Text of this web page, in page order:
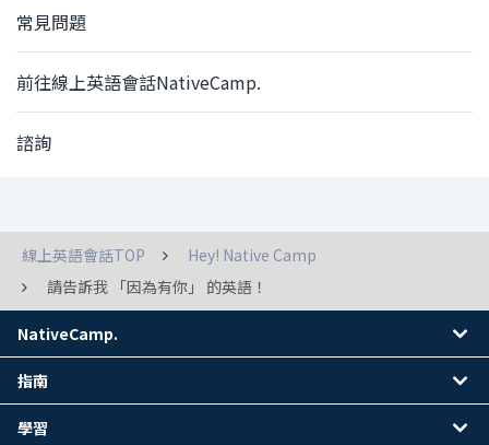
常見問題
前往線上英語會話NativeCamp.
諮詢
線上英語會話TOP
Hey! Native Camp
請告訴我 「因為有你」 的英語！
NativeCamp.
指南
學習